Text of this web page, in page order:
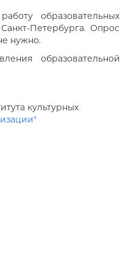
образовательных
Петербурга. Опрос
нужно.
образовательной
культурных